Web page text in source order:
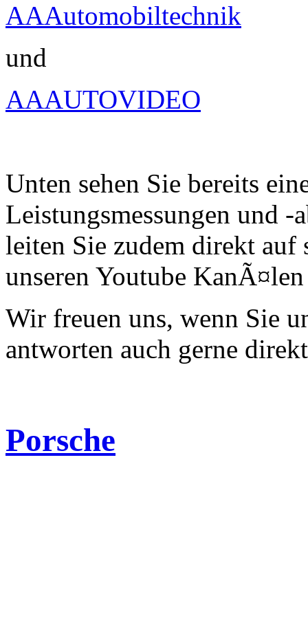
AAAutomobiltechnik
und
AAAUTOVIDEO
Unten sehen Sie bereits
Leistungsmessungen und -
leiten Sie zudem direkt auf
unseren Youtube
Wir freuen uns, wenn Sie
antworten auch gerne
Porsche